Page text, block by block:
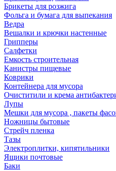
Брикеты для розжига
Фольга и бумага для выпекания
Ведра
Вешалки и крючки настенные
Грипперы
Салфетки
Емкость строительная
Канистры пищевые
Коврики
Контейнера для мусора
Очиститили и крема
Лупы
Мешки для мусора , пакеты
Ножницы бытовые
Стрейч пленка
Тазы
Электроплитки, кипятильники
Ящики почтовые
Баки